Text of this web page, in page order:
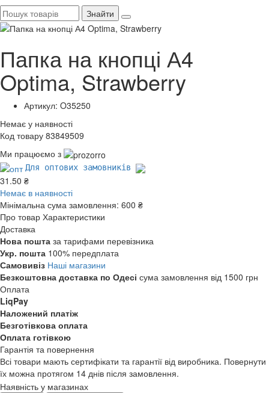
Знайти
Папка на кнопці А4
Optima, Strawberry
Артикул: O35250
Немає у наявності
Код товару 83849509
Ми працюємо з
Для оптових замовників
31.50 ₴
Немає в наявності
Мінімальна сума замовлення: 600 ₴
Про товар Характеристики
Доставка
Нова пошта за тарифами перевізника
Укр. пошта 100% передплата
Самовивіз Наші магазини
Безкоштовна доставка по Одесі сума замовлення від 1500 грн
Оплата
LiqPay
Наложений платіж
Безготівкова оплата
Оплата готівкою
Гарантія та повернення
Всі товари мають сертифікати та гарантії від виробника. Повернути
їх можна протягом 14 днів після замовлення.
Наявність у магазинах